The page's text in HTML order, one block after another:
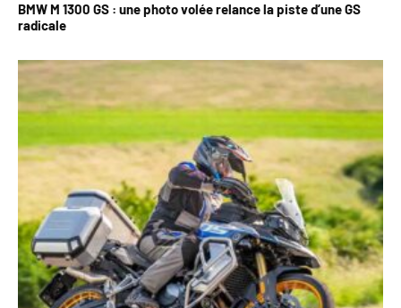
BMW M 1300 GS : une photo volée relance la piste d’une GS
radicale